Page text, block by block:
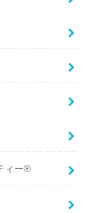
ィー®